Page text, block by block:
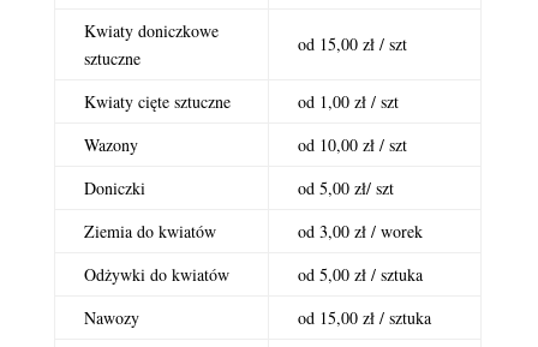
Kwiaty doniczkowe
sztuczne
od 15,00 zł / szt
Kwiaty cięte sztuczne
od 1,00 zł / szt
Wazony
od 10,00 zł / szt
Doniczki
od 5,00 zł/ szt
Ziemia do kwiatów
od 3,00 zł / worek
Odżywki do kwiatów
od 5,00 zł / sztuka
Nawozy
od 15,00 zł / sztuka